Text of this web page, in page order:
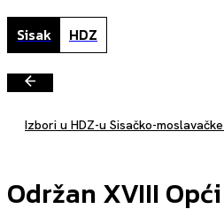
Sisak HDZ
Izbori u HDZ-u Sisačko-
Održan XVIII